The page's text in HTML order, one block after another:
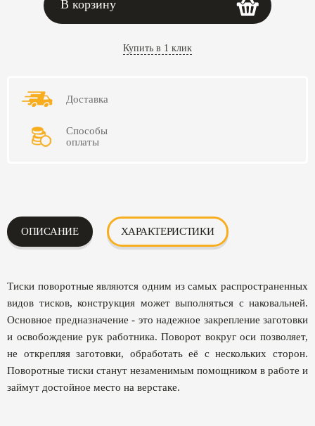
В корзину
Купить в 1 клик
Доставка
Способы
оплаты
ОПИСАНИЕ ХАРАКТЕРИСТИКИ
Тиски поворотные являются одним из самых распространенных
видов тисков, конструкция может выполняться с наковальней.
Основное предназначение - это надежное закрепление заготовки
и освобождение рук работника. Поворот вокруг оси позволяет,
не открепляя заготовки, обработать её с нескольких сторон.
Поворотные тиски станут незаменимым помощником в работе и
займут достойное место на верстаке.